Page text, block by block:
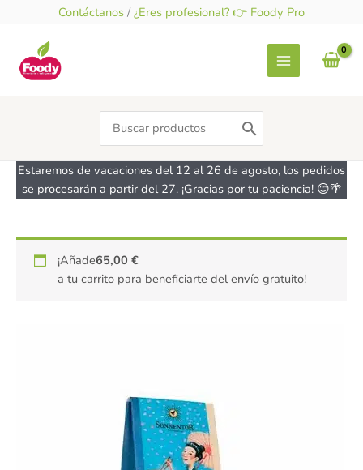
contenido
Contáctanos / ¿Eres profesional? 👉 Foody Pro
Search
for:
Estaremos de vacaciones del 12 al 26 de agosto, los pedidos
se procesarán a partir del 27. ¡Gracias por tu paciencia! 😊🌴
¡Añade65,00€
a tu carrito para beneficiarte del envío gratuito!
Especias
ecológicas